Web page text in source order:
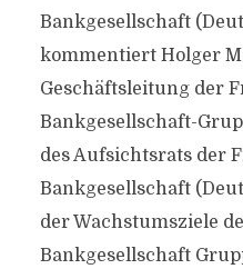
Bankgesellschaft
kommentiert Holger
Geschäftsleitung der
Bankgesellschaft-
des Aufsichtsrats der
Bankgesellschaft
der Wachstumsziele
Bankgesellschaft